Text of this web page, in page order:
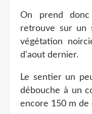
On prend
retrouve sur un
végétation
d'aout dernier.
Le sentier un
débouche à un
encore 150 m de